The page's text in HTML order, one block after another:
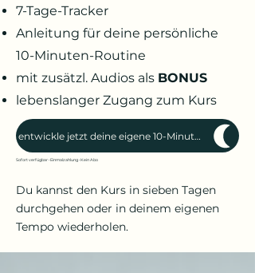
7-Tage-Tracker
Anleitung für deine persönliche
10-Minuten-Routine
mit zusätzl. Audios als BONUS
lebenslanger Zugang zum Kurs
entwickle jetzt deine eigene 10-Minuten-Routine
Sofort verfügbar • Einmalzahlung • Kein Abo
Du kannst den Kurs in sieben Tagen
durchgehen oder in deinem eigenen
Tempo wiederholen.